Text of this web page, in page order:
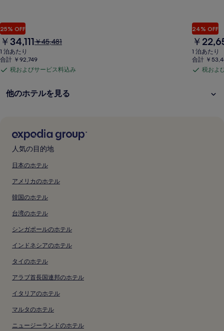
25% OFF
現
在
の
料
￥34,111
￥34,111以
の
料
￥45,481、
金
に
つ
て
詳
細
を
表
￥45,481
1 泊あたり
合計 ￥92,749
税
よ
税およびサービス料込み
24% OFF
現
在
の
料
￥22,654
￥
1 泊あたり
合計 ￥
税
税およ
他のホテルを見る
人気の目的地
日本のホテル
アメリカのホテル
韓国のホテル
台湾のホテル
シンガポールのホテル
インドネシアのホテル
タイのホテル
アラブ首長国連邦のホテル
イタリアのホテル
マルタのホテル
ニュージーランドのホテル